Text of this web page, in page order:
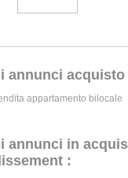
annunci
appartamento bilocale
annunci in
: